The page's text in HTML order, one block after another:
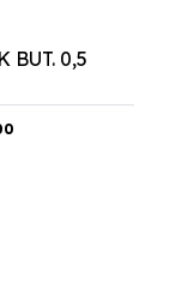
BUT. 0,5